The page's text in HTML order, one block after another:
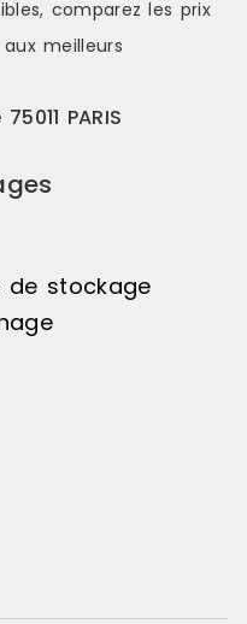
noter
ne peut
à
principale
50mm
comparez les prix
aux meilleurs
PARIS
de stockage